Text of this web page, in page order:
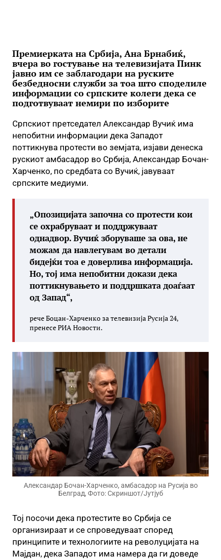
Премиерката на Србија, Ана Брнабиќ,
вчера во гостување на телевизијата Пинк
јавно им се заблагодари на руските
безбедносни служби за тоа што споделиле
информации со српските колеги дека се
подготвуваат немири по изборите
Српскиот претседател Александар Вучиќ има
непобитни информации дека Западот
поттикнува протести во земјата, изјави денеска
рускиот амбасадор во Србија, Александар Бочан-
Харченко, по средбата со Вучиќ, јавуваат
српските медиуми.
„Опозицијата започна со протести кои
се охрабруваат и поддржуваат
однадвор. Вучиќ зборуваше за ова, не
можам да навлегувам во детали
бидејќи тоа е доверлива информација.
Но, тој има непобитни докази дека
поттикнувањето и поддршката доаѓаат
од Запад“,
рече Боцан-Харченко за телевизија Русија 24,
пренесе РИА Новости.
Александар Бочан-Харченко, амбасадор на Русија во
Белград, Фото: Скриншот/Јутјуб
Тој посочи дека протестите во Србија се
организираат и се спроведуваат според
принципите и технологиите на револуцијата на
Мајдан, дека Западот има намера да ги доведе